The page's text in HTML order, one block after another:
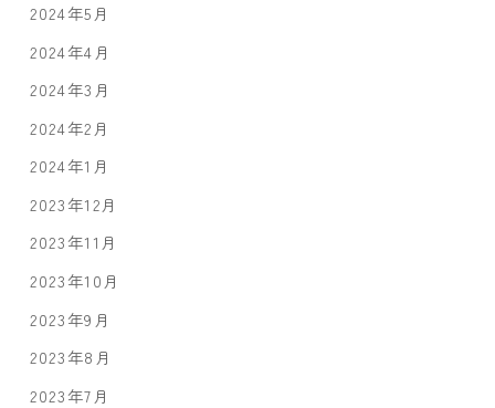
2024年5月
2024年4月
2024年3月
2024年2月
2024年1月
2023年12月
2023年11月
2023年10月
2023年9月
2023年8月
2023年7月